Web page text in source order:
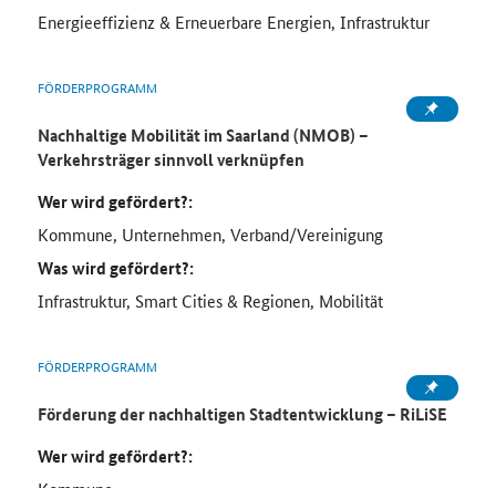
Energieeffizienz & Erneuerbare Energien, Infrastruktur
FÖRDERPROGRAMM
Nachhaltige Mobilität im Saarland (NMOB) –
Verkehrsträger sinnvoll verknüpfen
Wer wird gefördert?:
Kommune, Unternehmen, Verband/Vereinigung
Was wird gefördert?:
Infrastruktur, Smart Cities & Regionen, Mobilität
FÖRDERPROGRAMM
Förderung der nachhaltigen Stadtentwicklung – RiLiSE
Wer wird gefördert?: